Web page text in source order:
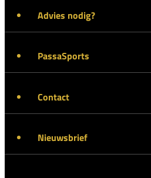
Advies nodig?
PassaSports
Contact
Nieuwsbrief